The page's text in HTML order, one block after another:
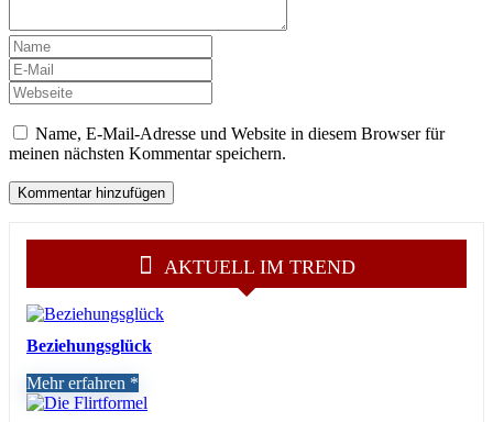
Name, E-Mail-Adresse und Website in diesem Browser für
meinen nächsten Kommentar speichern.
AKTUELL IM TREND
Beziehungsglück
Mehr erfahren